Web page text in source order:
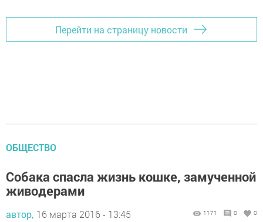
Перейти на страницу новости
ОБЩЕСТВО
Собака спасла жизнь кошке, замученной
живодерами
автор, 16 марта 2016 - 13:45 1171 0 0